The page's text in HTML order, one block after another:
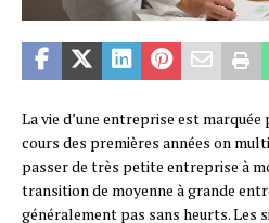
La vie d’une entreprise est marquée
cours des premières années on
passer de très petite entreprise à
transition de moyenne à grande
généralement pas sans heurts. Les